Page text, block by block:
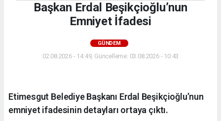
Başkan Erdal Beşikçioğlu’nun
Emniyet İfadesi
GÜNDEM
02.08.2026 - 14:49, Güncelleme: 03.08.2026 - 10:43
Etimesgut Belediye Başkanı Erdal Beşikçioğlu’nun
emniyet ifadesinin detayları ortaya çıktı.